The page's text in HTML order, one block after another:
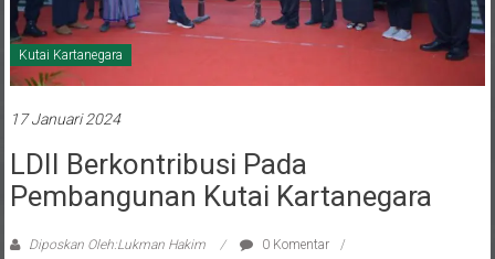
Kutai Kartanegara
17 Januari 2024
LDII Berkontribusi Pada
Pembangunan Kutai Kartanegara
Diposkan Oleh:Lukman Hakim
0 Komentar